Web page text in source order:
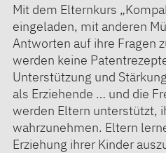
Mit dem Elternkurs
eingeladen, mit anderen
Antworten auf ihre Fragen
werden keine
Unterstützung und
als Erziehende … und die
werden Eltern unterstützt,
wahrzunehmen. Eltern
Erziehung ihrer Kinder